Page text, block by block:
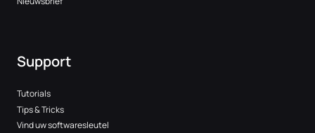
Support
Tutorials
Tips & Tricks
Vind uw softwaresleutel